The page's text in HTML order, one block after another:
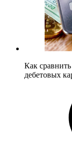
Как
дебетовых